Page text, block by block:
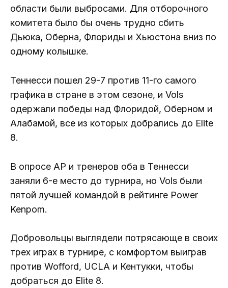
области были выбросами. Для отборочного
комитета было бы очень трудно сбить
Дьюка, Оберна, Флориды и Хьюстона вниз по
одному колышке.
Теннесси пошел 29-7 против 11-го самого
графика в стране в этом сезоне, и Vols
одержали победы над Флоридой, Оберном и
Алабамой, все из которых добрались до Elite
8.
В опросе AP и тренеров оба в Теннесси
заняли 6-е место до турнира, но Vols были
пятой лучшей командой в рейтинге Power
Kenpom.
Добровольцы выглядели потрясающе в своих
трех играх в турнире, с комфортом выиграв
против Wofford, UCLA и Кентукки, чтобы
добраться до Elite 8.